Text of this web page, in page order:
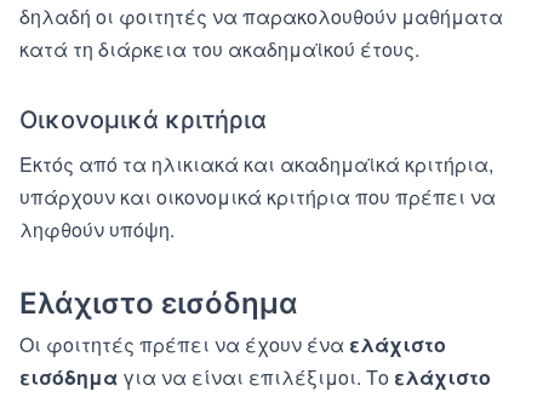
δηλαδή οι φοιτητές να παρακολουθούν μαθήματα
κατά τη διάρκεια του ακαδημαϊκού έτους.
Οικονομικά κριτήρια
Εκτός από τα ηλικιακά και ακαδημαϊκά κριτήρια,
υπάρχουν και οικονομικά κριτήρια που πρέπει να
ληφθούν υπόψη.
Ελάχιστο εισόδημα
Οι φοιτητές πρέπει να έχουν ένα ελάχιστο
εισόδημα για να είναι επιλέξιμοι. Το ελάχιστο